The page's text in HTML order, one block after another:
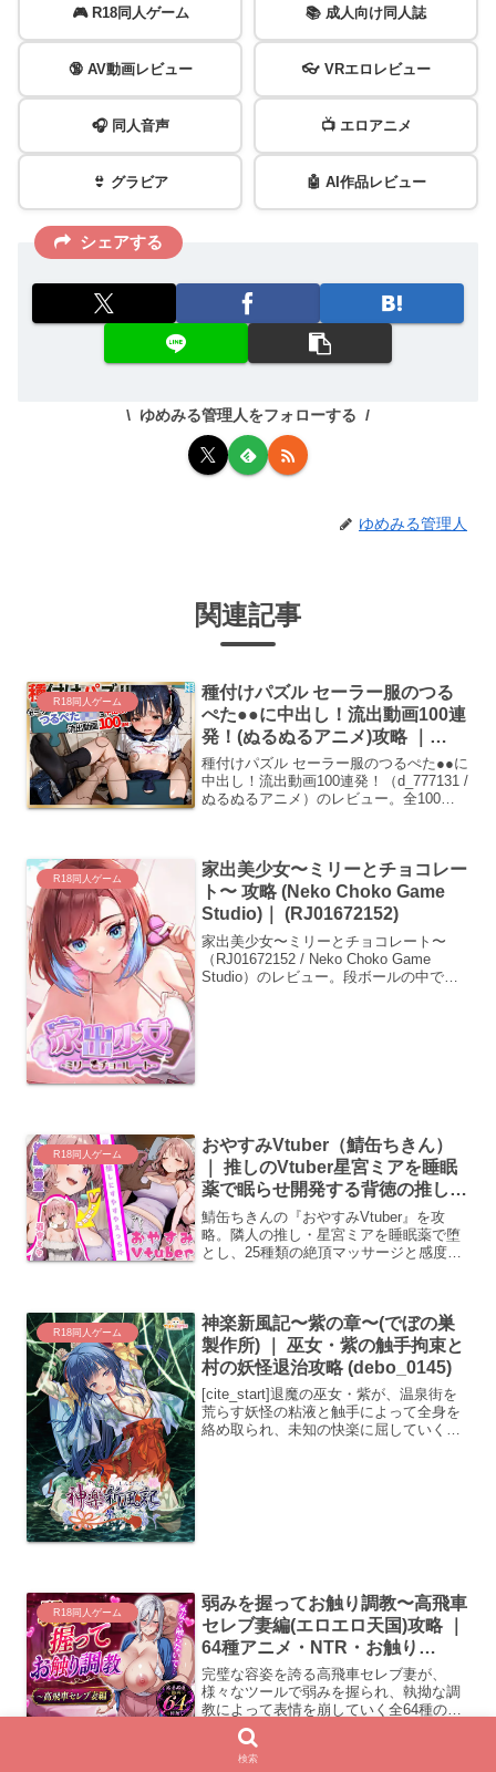
🎮 R18同人ゲーム 📚 成人向け同人誌
🔞 AV動画レビュー 👓 VRエロレビュー
🎧 同人音声 📺 エロアニメ
👙 グラビア 🤖 AI作品レビュー
シェアする
ゆめみる管理人をフォローする
ゆめみる管理人
関連記事
R18同人ゲーム
種付けパズル セーラー服のつる
ぺた●●に中出し！流出動画100連
発！(ぬるぬるアニメ)攻略 ｜
(d_777131)
種付けパズル セーラー服のつるぺた●●に
中出し！流出動画100連発！（d_777131 /
ぬるぬるアニメ）のレビュー。全100本
楽しめます。
R18同人ゲーム
家出美少女〜ミリーとチョコレー
ト〜 攻略 (Neko Choko Game
Studio)｜ (RJ01672152)
家出美少女〜ミリーとチョコレート〜
（RJ01672152 / Neko Choko Game
Studio）のレビュー。段ボールの中で拾
R18同人ゲーム
おやすみVtuber（鯖缶ちきん）
｜ 推しのVtuber星宮ミアを睡眠
薬で眠らせ開発する背徳の推し活
(d_737785)
鯖缶ちきんの『おやすみVtuber』を攻
略。隣人の推し・星宮ミアを睡眠薬で堕
とし、25種類の絶頂マッサージと感度シ
を暴く。 (d_737785)
R18同人ゲーム
神楽新風記〜紫の章〜(でぼの巣
製作所) ｜ 巫女・紫の触手拘束と
村の妖怪退治攻略 (debo_0145)
[cite_start]退魔の巫女・紫が、温泉街を
荒らす妖怪の粘液と触手によって全身を
絡め取られ、未知の快楽に屈していく攻
R18同人ゲーム
弱みを握ってお触り調教〜高飛車
セレブ妻編(エロエロ天国)攻略 ｜
64種アニメ・NTR・お触り
(d_765404)
完璧な容姿を誇る高飛車セレブ妻が、
様々なツールで弱みを握られ、執拗な調
教によって表情を崩していく全64種のア
ニメーション動画の攻略と検証。
(d_765404)
検索